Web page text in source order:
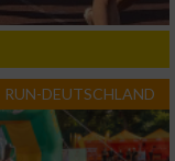
RUN-DEUTSCHLAND